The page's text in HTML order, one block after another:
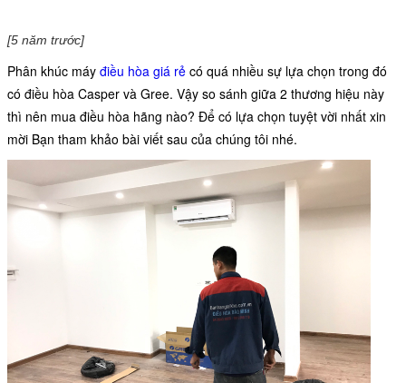
[5 năm trước]
Phân khúc máy điều hòa giá rẻ có quá nhiều sự lựa chọn trong đó
có điều hòa Casper và Gree. Vậy so sánh giữa 2 thương hiệu này
thì nên mua điều hòa hãng nào? Để có lựa chọn tuyệt vời nhất xin
mời Bạn tham khảo bài viết sau của chúng tôi nhé.